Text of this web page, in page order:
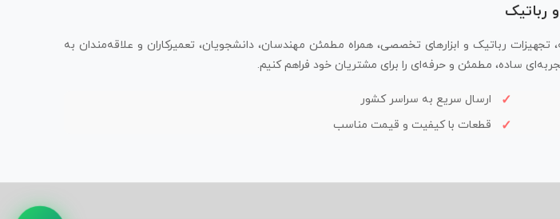
رباتیک
تجهیزات رباتیک و ابزارهای تخصصی، همراه مطمئن مهندسان، دانشجویان، تعمیرکاران و علاقه‌مندان به
ساده، مطمئن و حرفه‌ای را برای مشتریان خود فراهم کنیم.
ارسال سریع به سراسر کشور
قطعات با کیفیت و قیمت مناسب